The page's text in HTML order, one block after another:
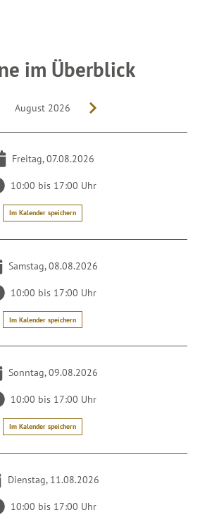
im Überblick
August 2026
Freitag, 07.08.2026
10:00 bis 17:00 Uhr
Im Kalender speichern
Samstag, 08.08.2026
10:00 bis 17:00 Uhr
Im Kalender speichern
Sonntag, 09.08.2026
10:00 bis 17:00 Uhr
Im Kalender speichern
Dienstag, 11.08.2026
10:00 bis 17:00 Uhr